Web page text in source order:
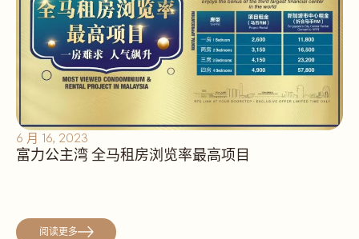
6 月 16, 2023
富力公主湾 全马租房浏览率最高项目
阅读更多